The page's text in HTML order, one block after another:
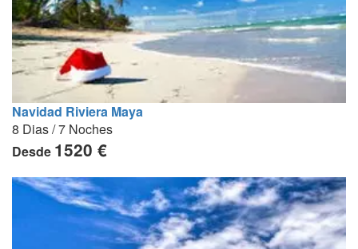
Navidad Riviera Maya
8 Dias / 7 Noches
Desde 1520 €